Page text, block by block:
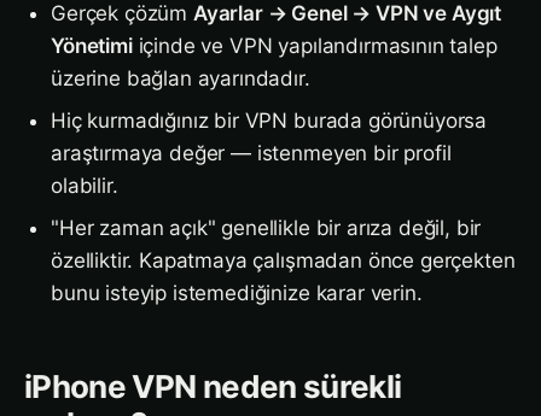
Gerçek çözüm Ayarlar → Genel → VPN ve Aygıt
Yönetimiiçinde ve VPN yapılandırmasının talep
üzerine bağlan ayarındadır.
Hiç kurmadığınız bir VPN burada görünüyorsa
araştırmaya değer — istenmeyen bir profil
olabilir.
"Her zaman açık" genellikle bir arıza değil, bir
özelliktir. Kapatmaya çalışmadan önce gerçekten
bunu isteyip istemediğinize karar verin.
iPhone VPN neden sürekli